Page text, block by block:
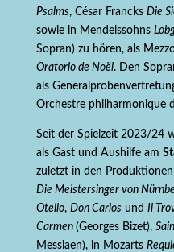
Psalms, César Francks Die
sowie in Mendelssohns
Sopran) zu hören, als
Oratorio de Noël. Den
als
Orchestre philharmonique
Seit der Spielzeit 2023/24
als Gast und Aushilfe am
zuletzt in den Produktionen
Die Meistersinger von
Otello, Don Carlos und Il
Carmen (Georges Bizet),
Messiaen), in Mozarts